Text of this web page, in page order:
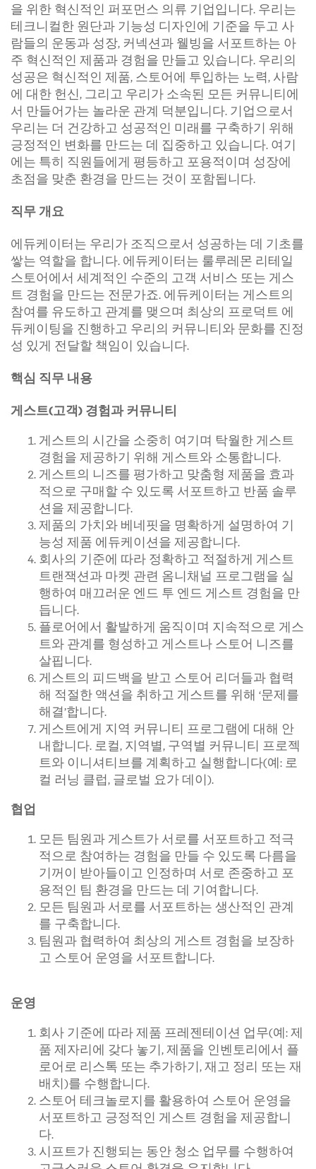
을 위한 혁신적인 퍼포먼스 의류 기업입니다. 우리는
테크니컬한 원단과 기능성 디자인에 기준을 두고 사
람들의 운동과 성장, 커넥션과 웰빙을 서포트하는 아
주 혁신적인 제품과 경험을 만들고 있습니다. 우리의
성공은 혁신적인 제품, 스토어에 투입하는 노력, 사람
에 대한 헌신, 그리고 우리가 소속된 모든 커뮤니티에
서 만들어가는 놀라운 관계 덕분입니다. 기업으로서
우리는 더 건강하고 성공적인 미래를 구축하기 위해
긍정적인 변화를 만드는 데 집중하고 있습니다. 여기
에는 특히 직원들에게 평등하고 포용적이며 성장에
초점을 맞춘 환경을 만드는 것이 포함됩니다.
직무 개요
에듀케이터는 우리가 조직으로서 성공하는 데 기초를
쌓는 역할을 합니다. 에듀케이터는 룰루레몬 리테일
스토어에서 세계적인 수준의 고객 서비스 또는 게스
트 경험을 만드는 전문가죠. 에듀케이터는 게스트의
참여를 유도하고 관계를 맺으며 최상의 프로덕트 에
듀케이팅을 진행하고 우리의 커뮤니티와 문화를 진정
성 있게 전달할 책임이 있습니다.
핵심 직무 내용
게스트(고객) 경험과 커뮤니티
게스트의 시간을 소중히 여기며 탁월한 게스트
경험을 제공하기 위해 게스트와 소통합니다.
게스트의 니즈를 평가하고 맞춤형 제품을 효과
적으로 구매할 수 있도록 서포트하고 반품 솔루
션을 제공합니다.
제품의 가치와 베네핏을 명확하게 설명하여 기
능성 제품 에듀케이션을 제공합니다.
회사의 기준에 따라 정확하고 적절하게 게스트
트랜잭션과 마켓 관련 옴니채널 프로그램을 실
행하여 매끄러운 엔드 투 엔드 게스트 경험을 만
듭니다.
플로어에서 활발하게 움직이며 지속적으로 게스
트와 관계를 형성하고 게스트나 스토어 니즈를
살핍니다.
게스트의 피드백을 받고 스토어 리더들과 협력
해 적절한 액션을 취하고 게스트를 위해 ‘문제를
해결’합니다.
게스트에게 지역 커뮤니티 프로그램에 대해 안
내합니다. 로컬, 지역별, 구역별 커뮤니티 프로젝
트와 이니셔티브를 계획하고 실행합니다(예: 로
컬 러닝 클럽, 글로벌 요가 데이).
협업
모든 팀원과 게스트가 서로를 서포트하고 적극
적으로 참여하는 경험을 만들 수 있도록 다름을
기꺼이 받아들이고 인정하며 서로 존중하고 포
용적인 팀 환경을 만드는 데 기여합니다.
모든 팀원과 서로를 서포트하는 생산적인 관계
를 구축합니다.
팀원과 협력하여 최상의 게스트 경험을 보장하
고 스토어 운영을 서포트합니다.
운영
회사 기준에 따라 제품 프레젠테이션 업무(예: 제
품 제자리에 갖다 놓기, 제품을 인벤토리에서 플
로어로 리스톡 또는 추가하기, 재고 정리 또는 재
배치)를 수행합니다.
스토어 테크놀로지를 활용하여 스토어 운영을
서포트하고 긍정적인 게스트 경험을 제공합니
다.
시프트가 진행되는 동안 청소 업무를 수행하여